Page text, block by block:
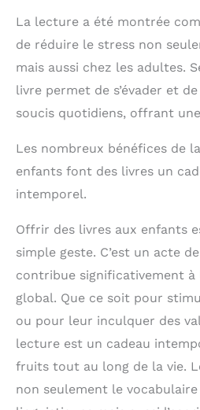
La lecture a été montrée
de réduire le stress non
mais aussi chez les adultes.
livre permet de s’évader et
soucis quotidiens, offrant
Les nombreux bénéfices de
enfants font des livres un
intemporel.
Offrir des livres aux enfants
simple geste. C’est un acte
contribue significativement
global. Que ce soit pour
ou pour leur inculquer des
lecture est un cadeau
fruits tout au long de la vie.
non seulement le